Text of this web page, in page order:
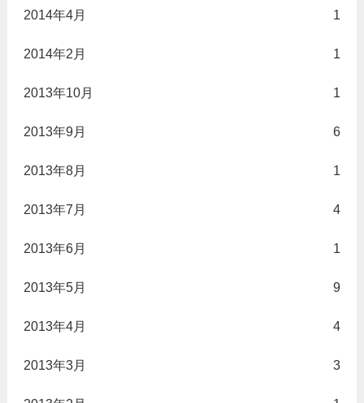
2014年4月 1
2014年2月 1
2013年10月 1
2013年9月 6
2013年8月 1
2013年7月 4
2013年6月 1
2013年5月 9
2013年4月 4
2013年3月 3